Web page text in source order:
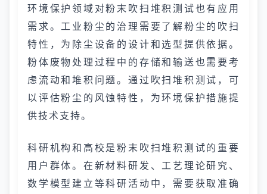
环境保护领域对粉末吹扫堆积测试也有应用
需求。工业粉尘的治理需要了解粉尘的吹扫
特性，为除尘设备的设计和选型提供依据。
粉体废物处理过程中的存储和输送也需要考
虑流动和堆积问题。通过吹扫堆积测试，可
以评估粉尘的风蚀特性，为环境保护措施提
供技术支持。
科研机构和高校是粉末吹扫堆积测试的重要
用户群体。在新材料研发、工艺理论研究、
数学模型建立等科研活动中，需要获取准确